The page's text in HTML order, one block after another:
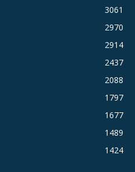
3061
2970
2914
2437
2088
1797
1677
1489
1424